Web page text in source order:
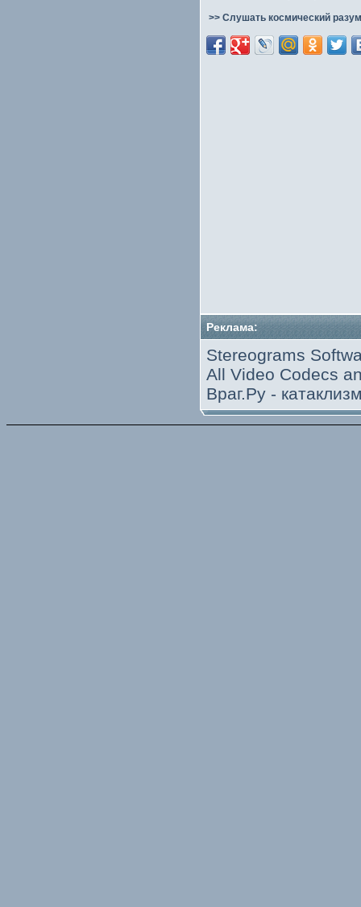
>> Слушать космический
Реклама:
Stereograms
All Video Codecs
Враг.Ру -